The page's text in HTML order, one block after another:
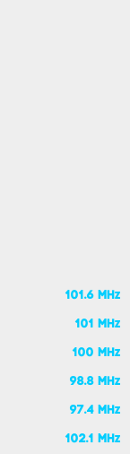
101.6 MHz
101 MHz
100 MHz
98.8 MHz
97.4 MHz
102.1 MHz